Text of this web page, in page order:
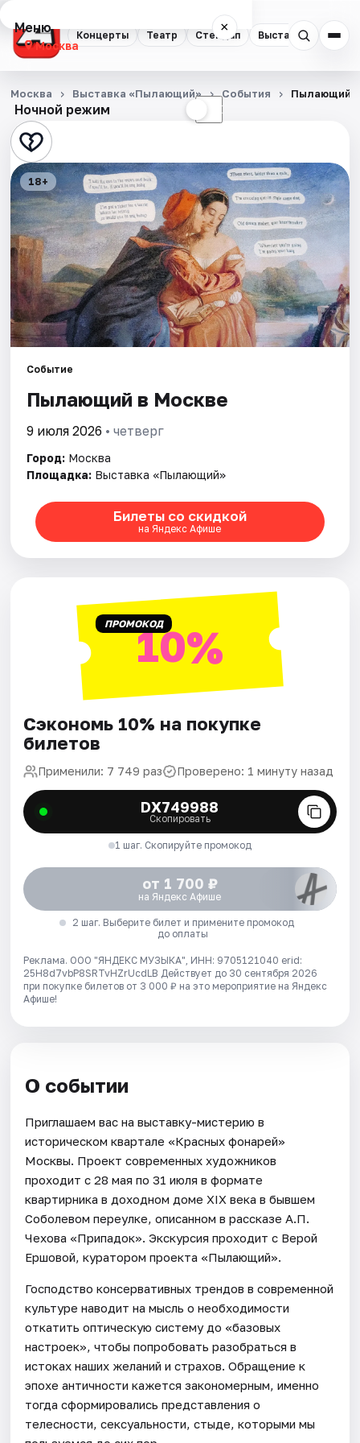
Концерты Театр Стендап Выставки
Меню ×
Москва
Концерты
Театр
Стендап
Выставки
Квесты
Экскурсии
Спорт
События
Города
Площадки
Артисты
Рейтинги
Ночной режим ☾
Москва Выставка «Пылающий» События Пылающий
18+
Событие
Пылающий в Москве
9 июля 2026 • четверг
Город: Москва
Площадка: Выставка «Пылающий»
Билеты со скидкой
на Яндекс Афише
ПРОМОКОД10%
Сэкономь 10% на покупке
билетов
Применили: 7 749 раз Проверено: 1 минуту назад
DX749988
Скопировать
1 шаг. Скопируйте промокод
от 1 700 ₽
на Яндекс Афише
2 шаг. Выберите билет и примените промокод
до оплаты
Реклама. ООО "ЯНДЕКС МУЗЫКА", ИНН: 9705121040 erid:
25H8d7vbP8SRTvHZrUcdLB Действует до 30 сентября 2026
при покупке билетов от 3 000 ₽ на это мероприятие на Яндекс
Афише!
О событии
Приглашаем вас на выставку-мистерию в
историческом квартале «Красных фонарей»
Москвы. Проект современных художников
проходит с 28 мая по 31 июля в формате
квартирника в доходном доме XIX века в бывшем
Соболевом переулке, описанном в рассказе А.П.
Чехова «Припадок». Экскурсия проходит с Верой
Ершовой, куратором проекта «Пылающий».
Господство консервативных трендов в современной
культуре наводит на мысль о необходимости
откатить оптическую систему до «базовых
настроек», чтобы попробовать разобраться в
истоках наших желаний и страхов. Обращение к
эпохе античности кажется закономерным, именно
тогда сформировались представления о
телесности, сексуальности, стыде, которыми мы